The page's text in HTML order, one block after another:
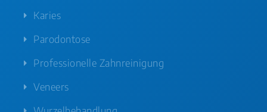
Karies
Parodontose
Professionelle Zahnreinigung
Veneers